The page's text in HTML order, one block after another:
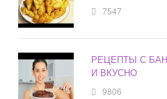
7547
РЕЦЕПТЫ С
И ВКУСНО
9806